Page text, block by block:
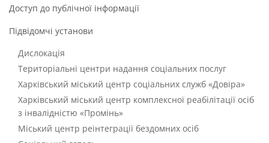
Доступ до публічної інформації
Підвідомчі установи
Дислокація
Територіальні центри надання соціальних послуг
Харківський міський центр соціальних служб «Довіра»
Харківський міський центр комплексної реабілітації осіб
з інвалідністю «Промінь»
Міський центр реінтеграції бездомних осіб